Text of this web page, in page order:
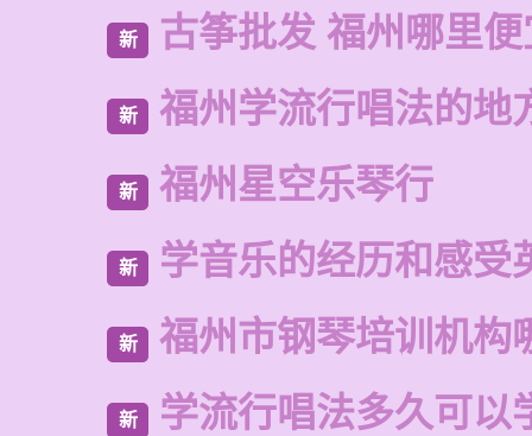
新 古筝批发 福州哪里
新 福州学流行唱法的地
新 福州星空乐琴行
新 学音乐的经历和感受
新 福州市钢琴培训机构
新 学流行唱法多久可以